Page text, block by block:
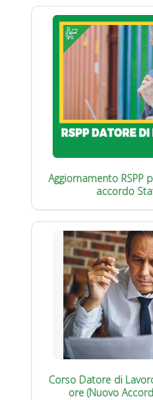
Aggiornamento RSPP
accordo
Corso Datore di
ore (Nuovo